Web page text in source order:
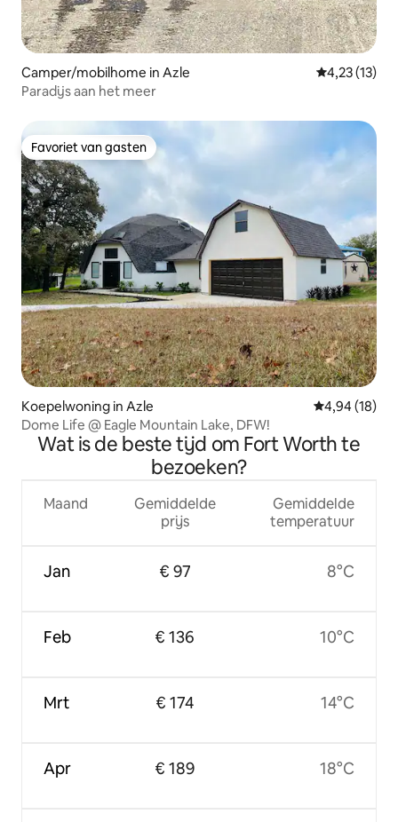
Camper/mobilhome in Azle Gemiddelde
4,23 (13)
Paradijs aan het meer
Favoriet van gasten
Favoriet van gasten
Koepelwoning in Azle Gemiddelde
4,94 (18)
Dome Life @ Eagle Mountain Lake, DFW!
Wat is de beste tijd om Fort Worth te
bezoeken?
Maand
Jan
Feb
Mrt
Apr
Gemiddelde
prijs
€ 97
€ 136
€ 174
€ 189
Gemiddelde
temperatuur
8°C
10°C
14°C
18°C